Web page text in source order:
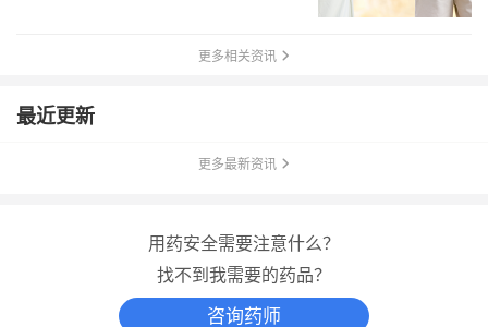
更多相关资讯
最近更新
更多最新资讯
用药安全需要注意什么？
找不到我需要的药品？
咨询药师